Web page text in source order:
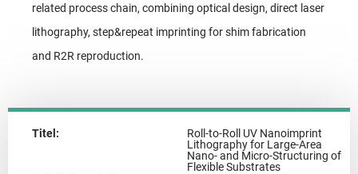
related process chain, combining optical design, direct laser
lithography, step&repeat imprinting for shim fabrication
and R2R reproduction.
Titel:
Roll-to-Roll UV Nanoimprint
Lithography for Large-Area
Nano- and Micro-Structuring of
Flexible Substrates